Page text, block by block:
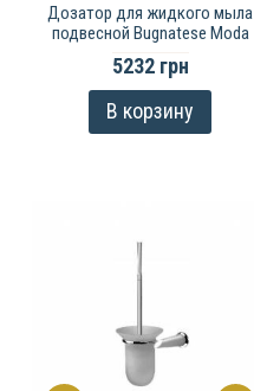
Дозатор для жидкого мыла
подвесной Bugnatese Moda
5232 грн
В корзину